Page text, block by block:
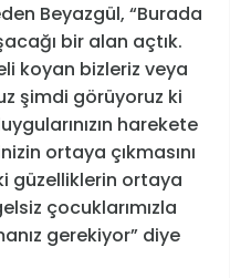
Beyazgül, “Burada
bir alan açtık.
koyan bizleriz veya
şimdi görüyoruz ki
harekete
ortaya çıkmasını
güzelliklerin ortaya
çocuklarımızla
gerekiyor” diye